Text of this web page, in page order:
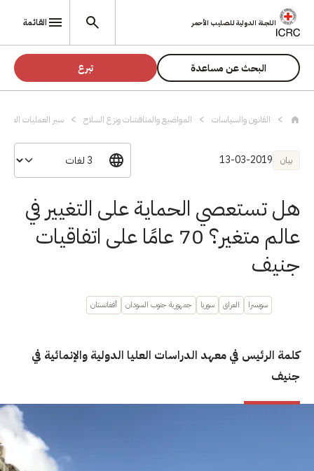
تجاوز إلى المحتوى الرئيسي
اللجنة الدولية للصليب الأحمر القائمة
البحث عن مساعدة تبرع
القانون والسياسات المواضيع والمناقشات ونزع السلاح سير العمليات
بيان 13-03-2019
هل تستعصي الحماية على التغيير في
عالم متغير؟ 70 عامًا على اتفاقيات
جنيف
سويسرا العراق سوريا جمهورية جنوب السودان أفغانستان
كلمة الرئيس في معهد الدراسات العليا الدولية والإنمائية في
جنيف